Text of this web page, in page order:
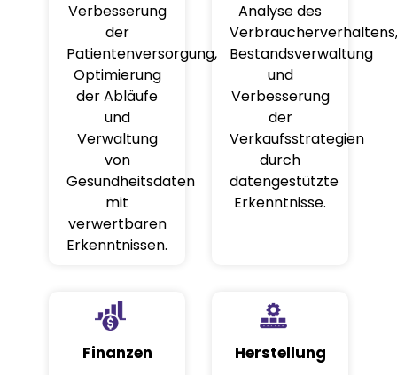
Verbesserung
der
Patientenversorgung,
Optimierung
der Abläufe
und
Verwaltung
von
Gesundheitsdaten
mit
verwertbaren
Erkenntnissen.
Analyse des
Verbraucherverhaltens,
Bestandsverwaltung
und
Verbesserung
der
Verkaufsstrategien
durch
datengestützte
Erkenntnisse.
Finanzen Herstellung